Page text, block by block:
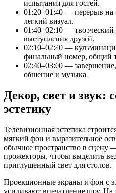
испытания для гостей.
01:20–01:40 — перерыв на
легкий визуал.
01:40–02:10 — творческий
выступления друзей.
02:10–02:40 —
финальный номер, общий
02:40–03:00 —
общение и музыка.
Декор, свет и звук:
эстетику
Телевизионная эстетика
мягкий фон и выразительное
обычное пространство в сцену
прожекторы, чтобы выделить
приглушенный свет для столов.
Проекционные экраны и фон с
усиливают впечатление шоу. На